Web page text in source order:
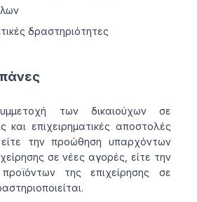
δραστηριότητες
των δικαιούχων σε
και επιχειρηματικές αποστολές
την προώθηση υπαρχόντων
σε νέες αγορές, είτε την
της επιχείρησης σε